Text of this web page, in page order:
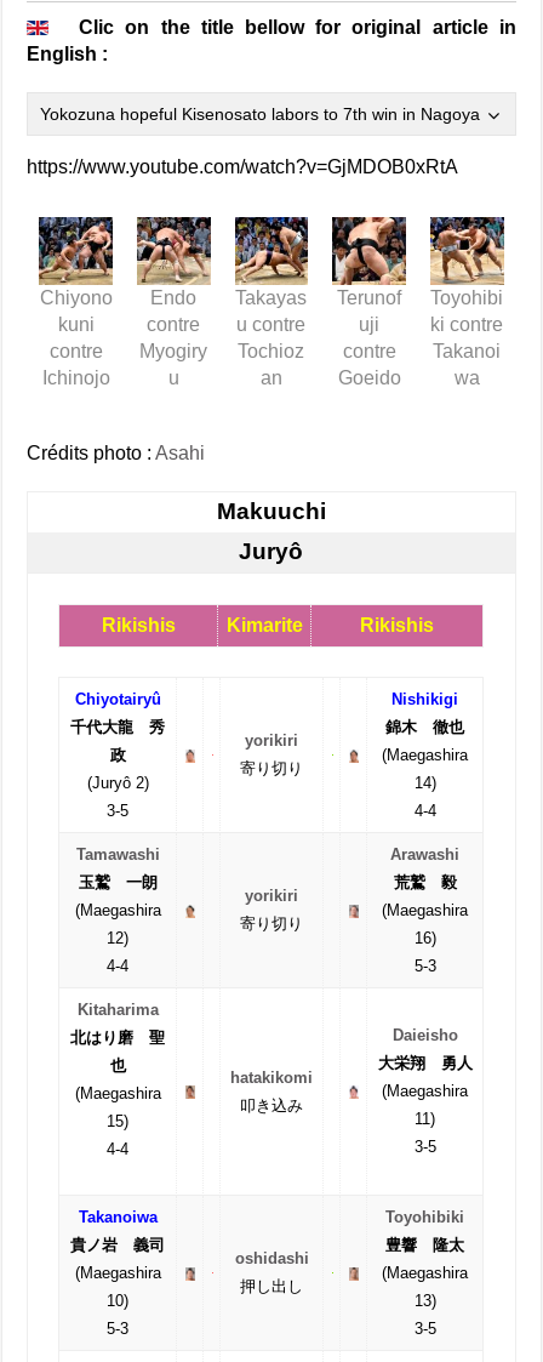
Clic on the title bellow for original article in
English :
Yokozuna hopeful Kisenosato labors to 7th win in Nagoya
https://www.youtube.com/watch?v=GjMDOB0xRtA
Chiyono
kuni
contre
Ichinojo
Endo
contre
Myogiry
u
Takayas
u contre
Tochioz
an
Terunof
uji
contre
Goeido
Toyohibi
ki contre
Takanoi
wa
Crédits photo :Asahi
Makuuchi
Juryô
Rikishis Kimarite Rikishis
Chiyotairyû
千代大龍 秀
政
(Juryô 2)
3-5
yorikiri
寄り切り
Nishikigi
錦木 徹也
(Maegashira
14)
4-4
Tamawashi
玉鷲 一朗
(Maegashira
12)
4-4
yorikiri
寄り切り
Arawashi
荒鷲 毅
(Maegashira
16)
5-3
Kitaharima
北はり磨 聖
也
(Maegashira
15)
4-4
hatakikomi
叩き込み
Daieisho
大栄翔 勇人
(Maegashira
11)
3-5
Takanoiwa
貴ノ岩 義司
(Maegashira
10)
5-3
oshidashi
押し出し
Toyohibiki
豊響 隆太
(Maegashira
13)
3-5